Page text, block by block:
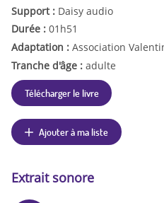
Support : Daisy audio
Durée : 01h51
Adaptation : Association
Tranche d'âge : adulte
Télécharger le livre
Ajouter à ma liste
Extrait sonore